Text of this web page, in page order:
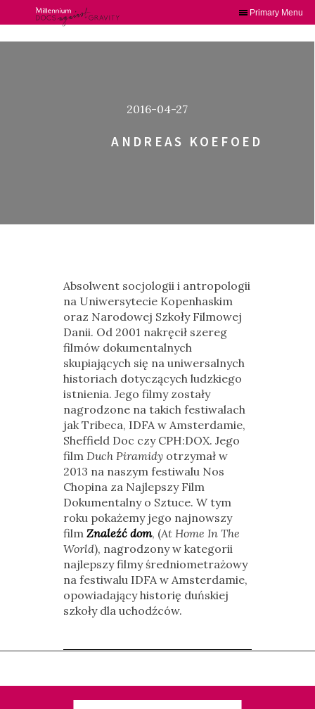
Primary Menu
2016-04-27
ANDREAS KOEFOED
Absolwent socjologii i antropologii
na Uniwersytecie Kopenhaskim
oraz Narodowej Szkoły Filmowej
Danii. Od 2001 nakręcił szereg
filmów doku­mentalnych
skupiających się na uniwersalnych
historiach dotyczących ludzkiego
istnienia. Jego filmy zostały
nagrodzone na takich festiwalach
jak Tribeca, IDFA w Amsterdamie,
Sheffield Doc czy CPH:DOX. Jego
film Duch Piramidyotrzymał w
2013 na naszym festiwalu Nos
Chopina za Naj­lepszy Film
Dokumentalny o Sztuce. W tym
roku pokażemy jego najnowszy
film Znaleźć dom, (At Home In The
World), nagrodzony w kategorii
naj­lepszy filmy średniometrażowy
na festiwalu IDFA w Amsterdamie,
opowiadający historię duńskiej
szkoły dla uchodźców.